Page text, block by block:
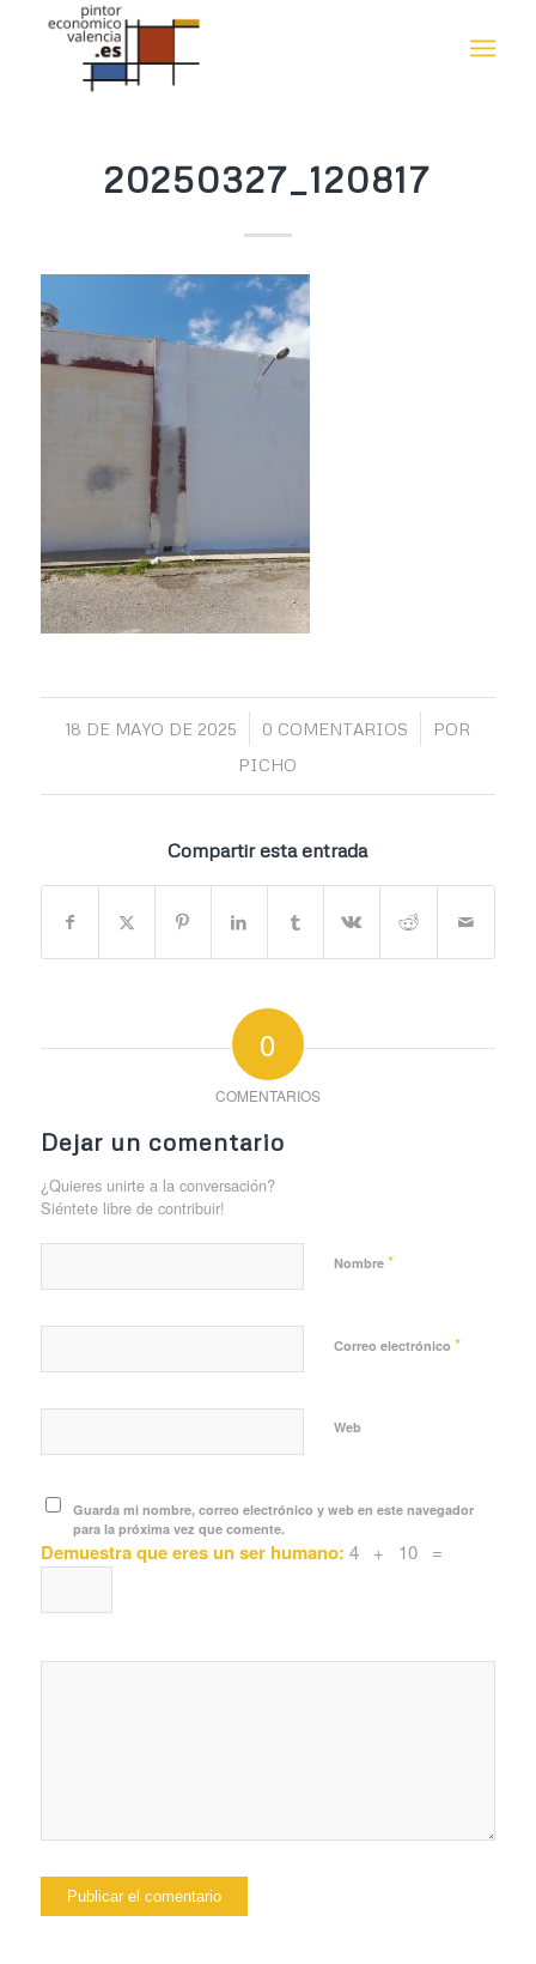
20250327_120817
18 DE MAYO DE 2025
/ 0 COMENTARIOS
/
POR
PICHO
Compartir esta entrada
0
COMENTARIOS
Dejar un comentario
¿Quieres unirte a la conversación?
Siéntete libre de contribuir!
Nombre *
Correo electrónico *
Web
Guarda mi nombre, correo electrónico y web en este navegador
para la próxima vez que comente.
Demuestra que eres un ser humano: 4 + 10 =